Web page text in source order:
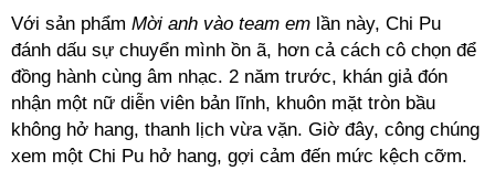
Với sản phẩm Mời anh vào team em lần này, Chi Pu
đánh dấu sự chuyển mình ồn ã, hơn cả cách cô chọn để
đồng hành cùng âm nhạc. 2 năm trước, khán giả đón
nhận một nữ diễn viên bản lĩnh, khuôn mặt tròn bầu
không hở hang, thanh lịch vừa vặn. Giờ đây, công chúng
xem một Chi Pu hở hang, gợi cảm đến mức kệch cỡm.